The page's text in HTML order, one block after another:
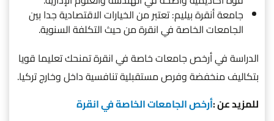
جامعة أنقرة بيليم: تعتبر من الخيارات الاقتصادية جدا بين
الجامعات الخاصة في انقرة من حيث التكلفة السنوية.
الدراسة في أرخص جامعات خاصة في انقرة تمنحك تعليما قويا
بتكاليف منخفضة وفرص مستقبلية تنافسية داخل وخارج تركيا.
للمزيد عن :أرخص الجامعات الخاصة في انقرة